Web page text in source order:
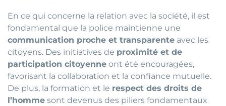
En ce qui concerne la relation avec la société, il est
fondamental que la police maintienne une
communication proche et transparente avec les
citoyens. Des initiatives de proximité et de
participation citoyenne ont été encouragées,
favorisant la collaboration et la confiance mutuelle.
De plus, la formation et le respect des droits de
l’homme sont devenus des piliers fondamentaux